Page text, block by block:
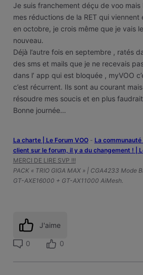
Je suis franchement déçu de voo
mes réductions de la RET qui
en octobre, je crois même que je vais
nouveau.
Déjà l’autre fois en septembre , ratés
des sms et mails que je ne recevais
dans l’ app qui est bloquée , myVOO
c’est récurrent. Ils sont au courant
résoudre mes soucis et en plus
Bonne journée…
La charte | Le Forum VOO- ‎La
client sur le forum, il y a du changement ! |
MERCI DE LIRE SVP !!!
PACK « TRIO GIGA MAX » | CGA4233 Mode
GT-AXE16000 + GT-AX11000 AiMesh.
J'aime
0 0